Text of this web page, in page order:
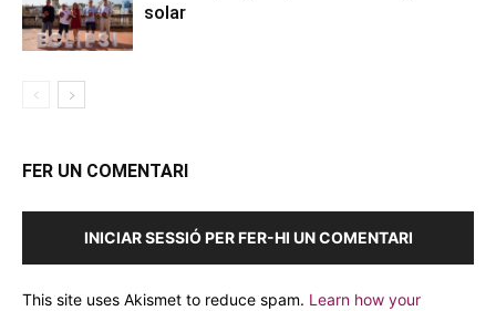
solar
FER UN COMENTARI
INICIAR SESSIÓ PER FER-HI UN COMENTARI
This site uses Akismet to reduce spam. Learn how your